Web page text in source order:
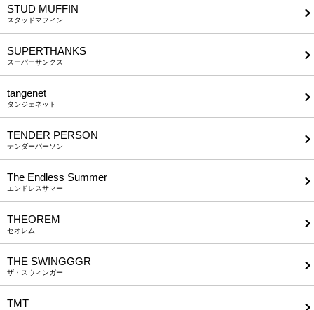
STUD MUFFIN
スタッドマフィン
SUPERTHANKS
スーパーサンクス
tangenet
タンジェネット
TENDER PERSON
テンダーパーソン
The Endless Summer
エンドレスサマー
THEOREM
セオレム
THE SWINGGGR
ザ・スウィンガー
TMT